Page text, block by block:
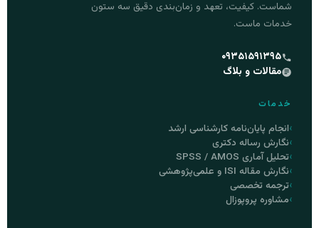
شماست. کیفیت، تعهد و زمان‌بندی دقیق سه ستون
خدمات ماست.
۰۹۳۵۱۵۹۱۳۹۵
مقالات و بلاگ
خدمات
انجام پایان‌نامه کارشناسی ارشد
نگارش رساله دکتری
تحلیل آماری SPSS / AMOS
نگارش مقاله ISI و علمی‌پژوهشی
ترجمه تخصصی
مشاوره پروپوزال